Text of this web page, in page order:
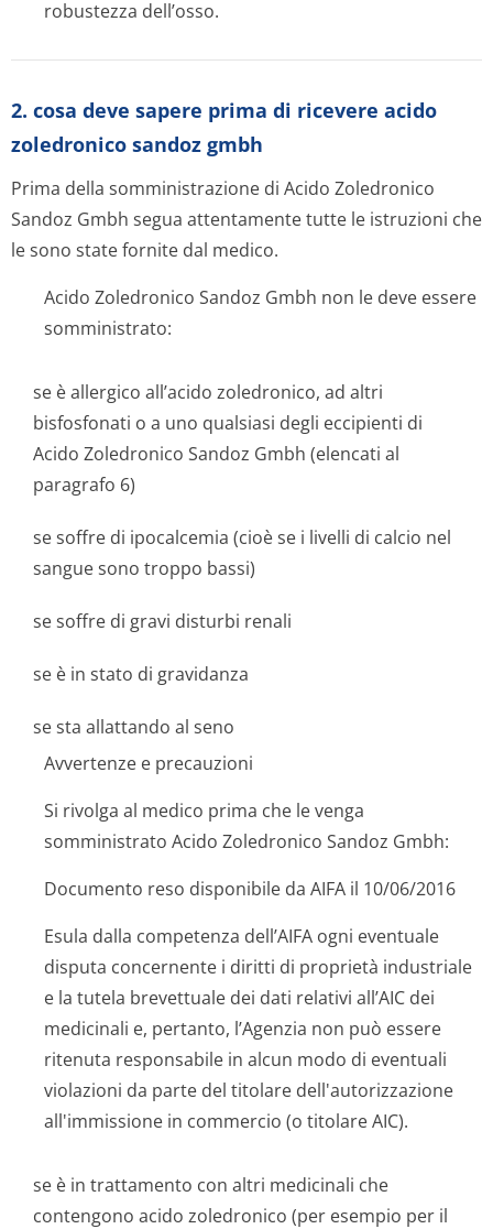
robustezza dell’osso.
2. cosa deve sapere prima di ricevere acido
zoledronico sandoz gmbh
Prima della somministrazione di Acido Zoledronico
Sandoz Gmbh segua attentamente tutte le istruzioni che
le sono state fornite dal medico.
Acido Zoledronico Sandoz Gmbh non le deve essere
somministrato:
se è allergico all’acido zoledronico, ad altri
bisfosfonati o a uno qualsiasi degli eccipienti di
Acido Zoledronico Sandoz Gmbh (elencati al
paragrafo 6)
se soffre di ipocalcemia (cioè se i livelli di calcio nel
sangue sono troppo bassi)
se soffre di gravi disturbi renali
se è in stato di gravidanza
se sta allattando al seno
Avvertenze e precauzioni
Si rivolga al medico prima che le venga
somministrato Acido Zoledronico Sandoz Gmbh:
Documento reso disponibile da AIFA il 10/06/2016
Esula dalla competenza dell’AIFA ogni eventuale
disputa concernente i diritti di proprietà industriale
e la tutela brevettuale dei dati relativi all’AIC dei
medicinali e, pertanto, l’Agenzia non può essere
ritenuta responsabile in alcun modo di eventuali
violazioni da parte del titolare dell'autorizzazione
all'immissione in commercio (o titolare AIC).
se è in trattamento con altri medicinali che
contengono acido zoledronico (per esempio per il